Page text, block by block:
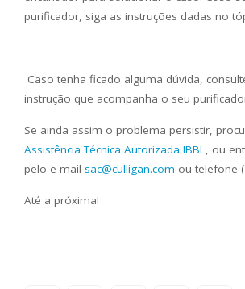
purificador, siga as instruções dadas no
Caso tenha ficado alguma dúvida,
instrução que acompanha o seu
Se ainda assim o problema persistir,
Assistência Técnica Autorizada IBBL, ou
pelo e-mail sac@culligan.com ou telefone
Até a próxima!